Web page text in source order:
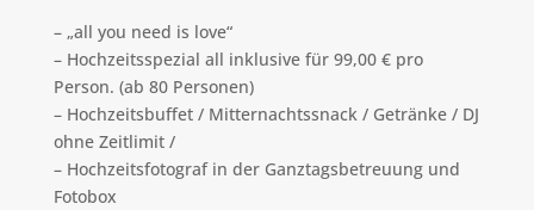
– „all you need is love“
– Hochzeitsspezial all inklusive für 99,00 € pro
Person. (ab 80 Personen)
– Hochzeitsbuffet / Mitternachtssnack / Getränke / DJ
ohne Zeitlimit /
– Hochzeitsfotograf in der Ganztagsbetreuung und
Fotobox